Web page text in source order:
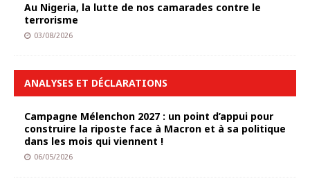
Au Nigeria, la lutte de nos camarades contre le
terrorisme
03/08/2026
ANALYSES ET DÉCLARATIONS
Campagne Mélenchon 2027 : un point d’appui pour
construire la riposte face à Macron et à sa politique
dans les mois qui viennent !
06/05/2026